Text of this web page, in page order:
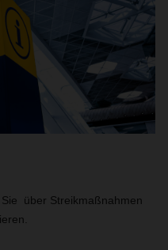
über Streikmaßnahmen